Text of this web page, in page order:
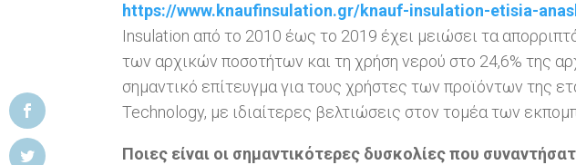
https://www.knaufinsulation.gr/knauf-insulation-etisia-
Insulation από το 2010 έως το 2019 έχει μειώσει τα
των αρχικών ποσοτήτων και τη χρήση νερού στο 24,6% της
σημαντικό επίτευγμα για τους χρήστες των προϊόντων της
Technology, με ιδιαίτερες βελτιώσεις στον τομέα των
Ποιες είναι οι σημαντικότερες δυσκολίες που